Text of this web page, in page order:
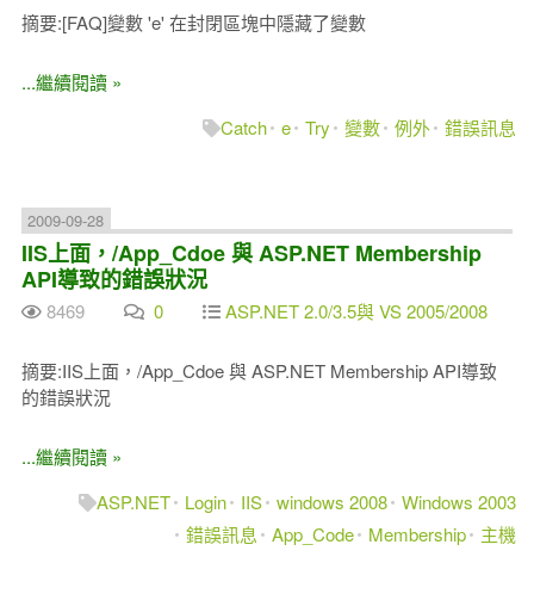
摘要:[FAQ]變數 'e' 在封閉區塊中隱藏了變數
...繼續閱讀 »
Catch e Try 變數 例外 錯誤訊息
2009-09-28
IIS上面，/App_Cdoe 與 ASP.NET Membership
API導致的錯誤狀況
8469 0 ASP.NET 2.0/3.5與 VS 2005/2008
摘要:IIS上面，/App_Cdoe 與 ASP.NET Membership API導致
的錯誤狀況
...繼續閱讀 »
ASP.NET
Login IIS windows 2008 Windows 2003
錯誤訊息
App_Code Membership 主機